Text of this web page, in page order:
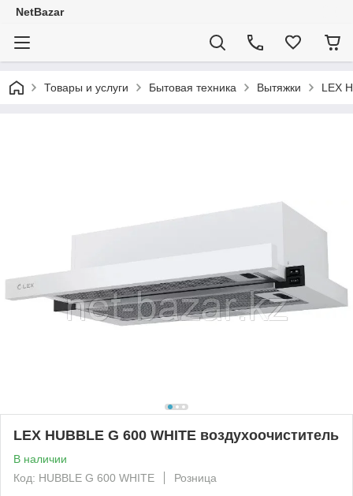
NetBazar
Товары и услуги Бытовая техника Вытяжки LEX
LEX HUBBLE G 600 WHITE воздухоочиститель
В наличии
Код: HUBBLE G 600 WHITE
Розница